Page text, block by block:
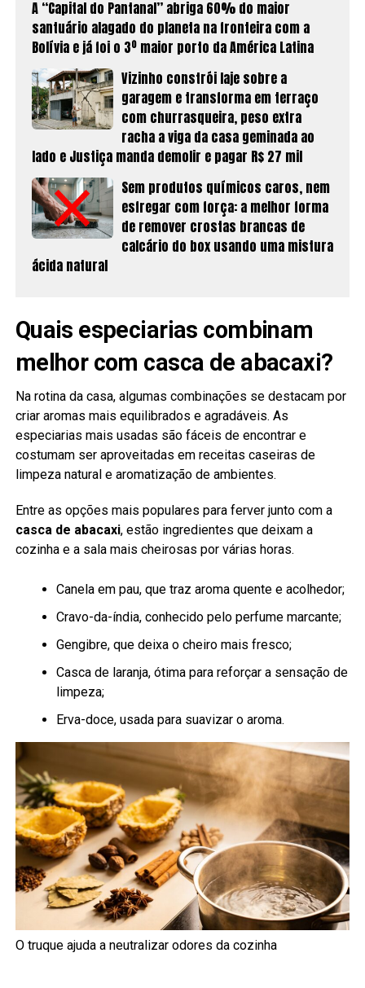
A “Capital do Pantanal” abriga 60% do maior
santuário alagado do planeta na fronteira com a
Bolívia e já foi o 3º maior porto da América Latina
Vizinho constrói laje sobre a
garagem e transforma em terraço
com churrasqueira, peso extra
racha a viga da casa geminada ao
lado e Justiça manda demolir e pagar R$ 27 mil
Sem produtos químicos caros, nem
esfregar com força: a melhor forma
de remover crostas brancas de
calcário do box usando uma mistura
ácida natural
Quais especiarias combinam
melhor com casca de abacaxi?
Na rotina da casa, algumas combinações se destacam por
criar aromas mais equilibrados e agradáveis. As
especiarias mais usadas são fáceis de encontrar e
costumam ser aproveitadas em receitas caseiras de
limpeza natural e aromatização de ambientes.
Entre as opções mais populares para ferver junto com a
casca de abacaxi, estão ingredientes que deixam a
cozinha e a sala mais cheirosas por várias horas.
Canela em pau, que traz aroma quente e acolhedor;
Cravo-da-índia, conhecido pelo perfume marcante;
Gengibre, que deixa o cheiro mais fresco;
Casca de laranja, ótima para reforçar a sensação de
limpeza;
Erva-doce, usada para suavizar o aroma.
O truque ajuda a neutralizar odores da cozinha